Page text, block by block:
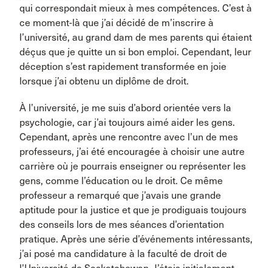
qui correspondait mieux à mes compétences. C’est à
ce moment-là que j’ai décidé de m’inscrire à
l’université, au grand dam de mes parents qui étaient
déçus que je quitte un si bon emploi. Cependant, leur
déception s’est rapidement transformée en joie
lorsque j’ai obtenu un diplôme de droit.
À l’université, je me suis d’abord orientée vers la
psychologie, car j’ai toujours aimé aider les gens.
Cependant, après une rencontre avec l’un de mes
professeurs, j’ai été encouragée à choisir une autre
carrière où je pourrais enseigner ou représenter les
gens, comme l’éducation ou le droit. Ce même
professeur a remarqué que j’avais une grande
aptitude pour la justice et que je prodiguais toujours
des conseils lors de mes séances d’orientation
pratique. Après une série d’événements intéressants,
j’ai posé ma candidature à la faculté de droit de